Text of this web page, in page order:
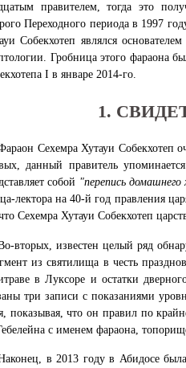
правителем, тогда это
Переходного периода в 1997
Собекхотеп являлся
Гробница этого фараона
I в январе 2014-го.
1.
Сехемра Хутауи Собекхотеп
данный правитель
собой "перепись
лектора на 40-й год правления
Сехемра Хутауи Собекхотеп
вторых, известен целый ряд
из святилища в честь
в Луксоре и остатки
три записи с показаниями
показывая, что он правил по
с именем фараона,
в 2013 году в Абидосе